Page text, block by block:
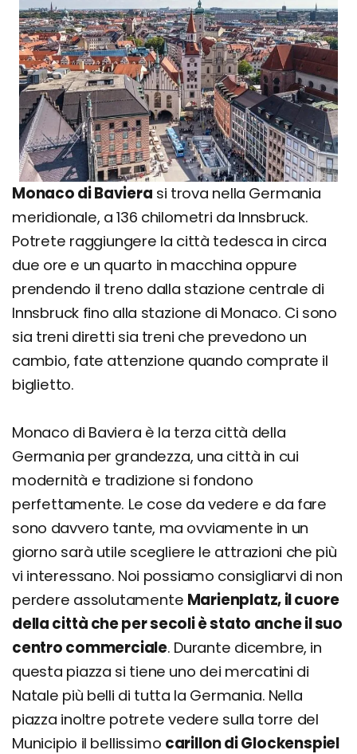
Monaco di Baviera si trova nella Germania
meridionale, a 136 chilometri da Innsbruck.
Potrete raggiungere la città tedesca in circa
due ore e un quarto in macchina oppure
prendendo il treno dalla stazione centrale di
Innsbruck fino alla stazione di Monaco. Ci sono
sia treni diretti sia treni che prevedono un
cambio, fate attenzione quando comprate il
biglietto.
Monaco di Baviera è la terza città della
Germania per grandezza, una città in cui
modernità e tradizione si fondono
perfettamente. Le cose da vedere e da fare
sono davvero tante, ma ovviamente in un
giorno sarà utile scegliere le attrazioni che più
vi interessano. Noi possiamo consigliarvi di non
perdere assolutamente Marienplatz, il cuore
della città che per secoli è stato anche il suo
centro commerciale. Durante dicembre, in
questa piazza si tiene uno dei mercatini di
Natale più belli di tutta la Germania. Nella
piazza inoltre potrete vedere sulla torre del
Municipio il bellissimo carillon di Glockenspiel